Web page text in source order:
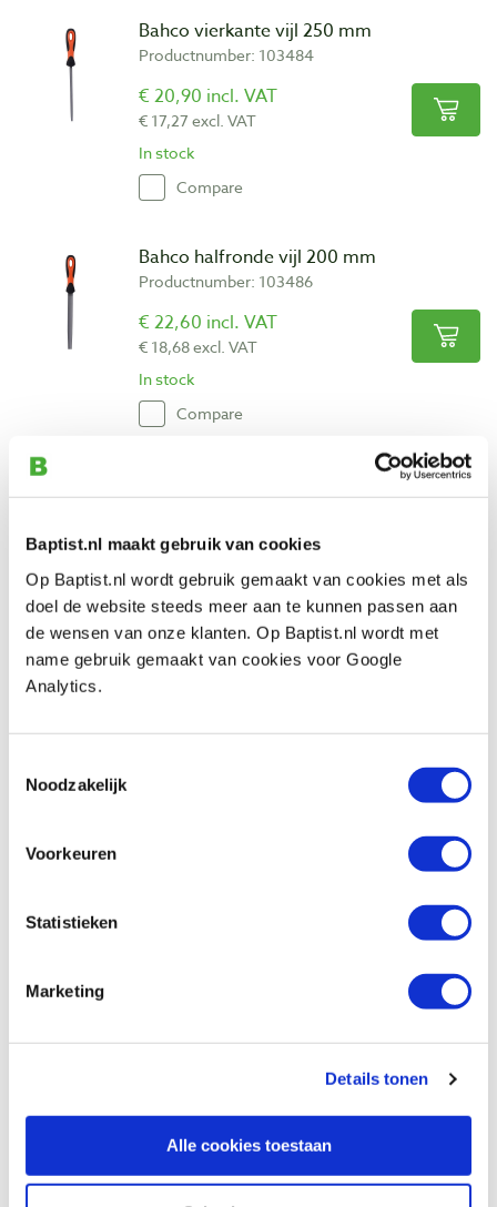
Baptist.nl maakt gebruik van cookies
Op Baptist.nl wordt gebruik gemaakt van cookies met als
doel de website steeds meer aan te kunnen passen aan
de wensen van onze klanten. Op Baptist.nl wordt met
name gebruik gemaakt van cookies voor Google
Analytics.
Noodzakelijk
Voorkeuren
Statistieken
Marketing
Details tonen
Alle cookies toestaan
Bahco vierkante vijl 250 mm
Productnumber: 103484
€ 20,90 incl. VAT
€ 17,27 excl. VAT
In stock
Compare
Bahco halfronde vijl 200 mm
Productnumber: 103486
€ 22,60 incl. VAT
€ 18,68 excl. VAT
In stock
Compare
€ 26,15 incl. VAT
€ 21,61 excl. VAT
In stock
Compare
Productnumber: 103489
Productnumber: 103491